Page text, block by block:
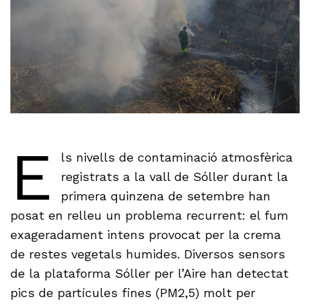
E
ls nivells de contaminació atmosfèrica
registrats a la vall de Sóller durant la
primera quinzena de setembre han
posat en relleu un problema recurrent: el fum
exageradament intens provocat per la crema
de restes vegetals humides. Diversos sensors
de la plataforma Sóller per l’Aire han detectat
pics de partícules fines (PM2,5) molt per